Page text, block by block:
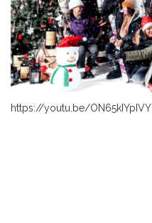
https://youtu.be/ON65kIYpIVY